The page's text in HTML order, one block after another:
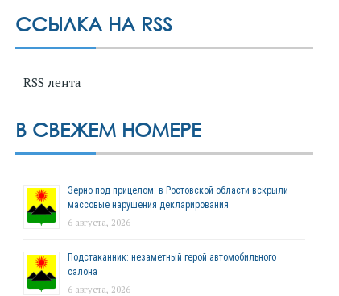
ССЫЛКА НА RSS
RSS лента
В СВЕЖЕМ НОМЕРЕ
Зерно под прицелом: в Ростовской области вскрыли
массовые нарушения декларирования
6 августа, 2026
Подстаканник: незаметный герой автомобильного
салона
6 августа, 2026